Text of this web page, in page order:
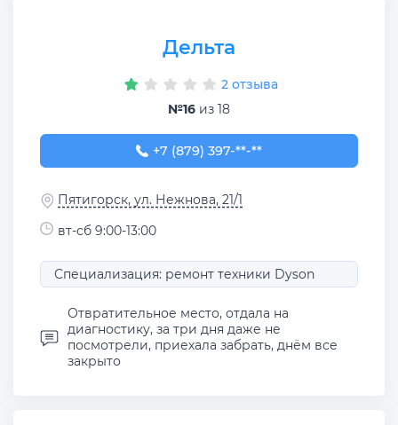
Дельта
2 отзыва
№16 из 18
+7 (879) 397-90-56
+7 (879) 397-**-**
Пятигорск, ул. Нежнова, 21/1
вт-сб 9:00-13:00
Специализация: ремонт техники Dyson
Отвратительное место, отдала на
диагностику, за три дня даже не
посмотрели, приехала забрать, днём все
закрыто